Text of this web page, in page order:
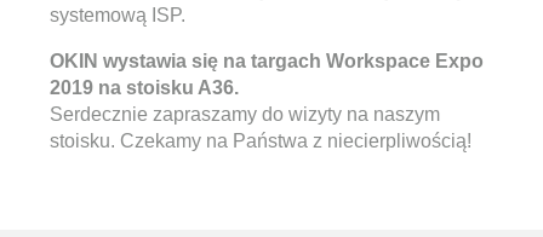
systemową ISP.
OKIN wystawia się na targach Workspace Expo
2019 na stoisku A36.
Serdecznie zapraszamy do wizyty na naszym
stoisku. Czekamy na Państwa z niecierpliwością!